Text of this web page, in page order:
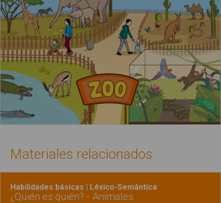
Materiales relacionados
Habilidades básicas | Léxico-Semántica
¿Quién es quién? - Animales